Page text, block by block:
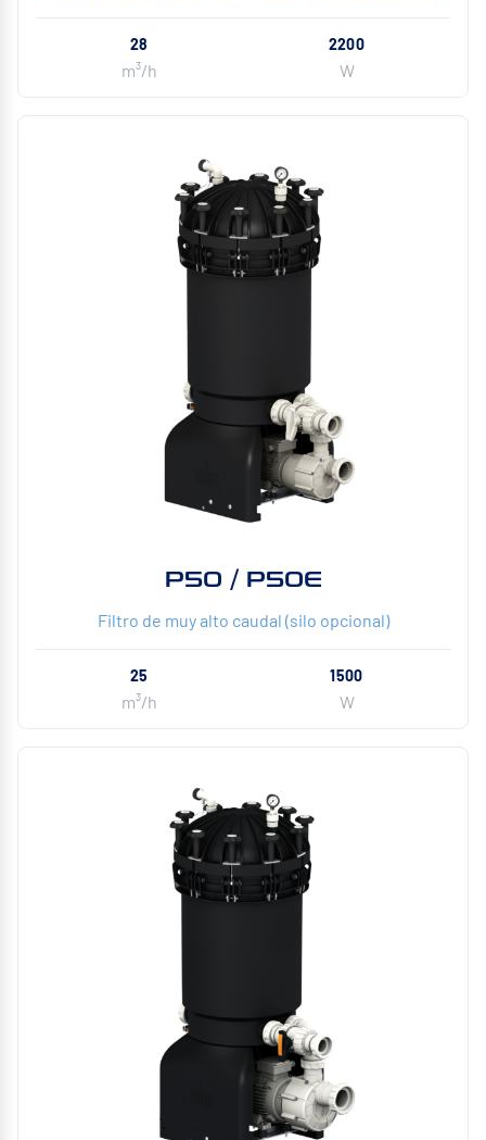
28
m³/h
2200
W
P50 / P50E
Filtro de muy alto caudal (silo opcional)
25
m³/h
1500
W